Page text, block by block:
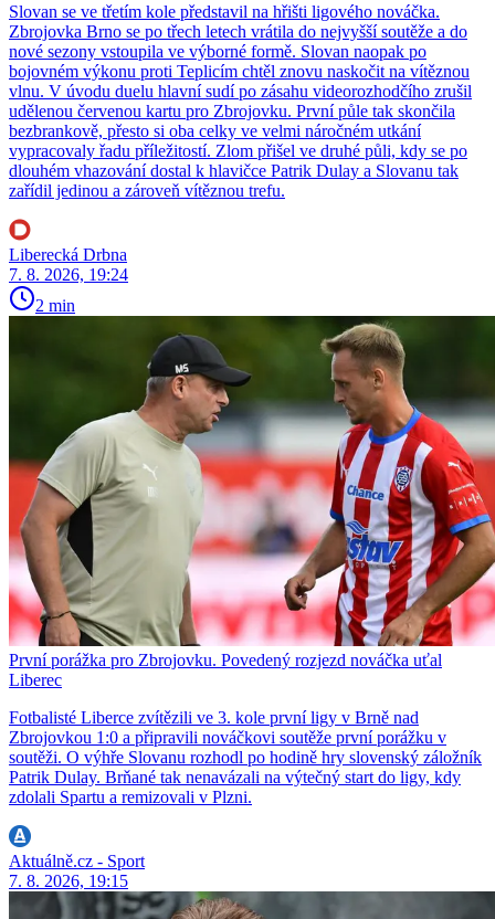
Slovan se ve třetím kole představil na hřišti ligového nováčka.
Zbrojovka Brno se po třech letech vrátila do nejvyšší soutěže a do
nové sezony vstoupila ve výborné formě. Slovan naopak po
bojovném výkonu proti Teplicím chtěl znovu naskočit na vítěznou
vlnu. V úvodu duelu hlavní sudí po zásahu videorozhodčího zrušil
udělenou červenou kartu pro Zbrojovku. První půle tak skončila
bezbrankově, přesto si oba celky ve velmi náročném utkání
vypracovaly řadu příležitostí. Zlom přišel ve druhé půli, kdy se po
dlouhém vhazování dostal k hlavičce Patrik Dulay a Slovanu tak
zařídil jedinou a zároveň vítěznou trefu.
Liberecká Drbna
7. 8. 2026, 19:24
2 min
První porážka pro Zbrojovku. Povedený rozjezd nováčka uťal
Liberec
Fotbalisté Liberce zvítězili ve 3. kole první ligy v Brně nad
Zbrojovkou 1:0 a připravili nováčkovi soutěže první porážku v
soutěži. O výhře Slovanu rozhodl po hodině hry slovenský záložník
Patrik Dulay. Brňané tak nenavázali na výtečný start do ligy, kdy
zdolali Spartu a remizovali v Plzni.
Aktuálně.cz - Sport
7. 8. 2026, 19:15